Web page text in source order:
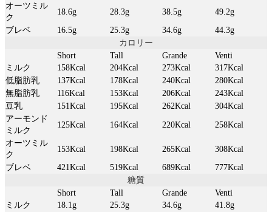
オーツミル
ク
18.6g 28.3g 38.5g
49.2g
ブレベ
16.5g 25.3g 34.6g
44.3g
カロリー
Short
Tall Grande
Venti
ミルク
158Kcal 204Kcal 273Kcal
317Kcal
低脂肪乳
137Kcal 178Kcal 240Kcal
280Kcal
無脂肪乳
116Kcal 153Kcal 206Kcal
243Kcal
豆乳
151Kcal 195Kcal 262Kcal
304Kcal
アーモンド
ミルク
125Kcal 164Kcal 220Kcal
258Kcal
オーツミル
ク
153Kcal 198Kcal 265Kcal
308Kcal
ブレベ
421Kcal 519Kcal 689Kcal
777Kcal
糖質
Short
Tall Grande
Venti
ミルク
18.1g 25.3g 34.6g
41.8g